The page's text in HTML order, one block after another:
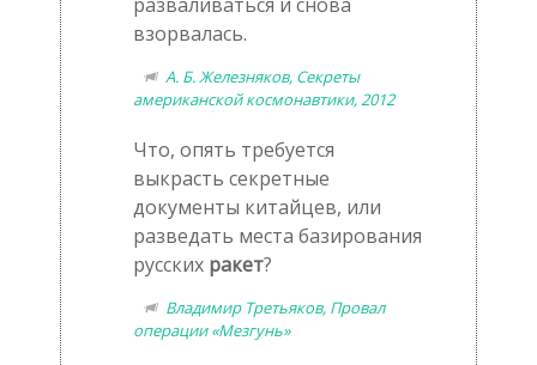
взорвалась.
А. Б. Железняков, Секреты
американской космонавтики, 2012
Что, опять требуется
выкрасть секретные
документы китайцев, или
разведать места базирования
русских ракет?
Владимир Третьяков, Провал
операции «Мезгунь»